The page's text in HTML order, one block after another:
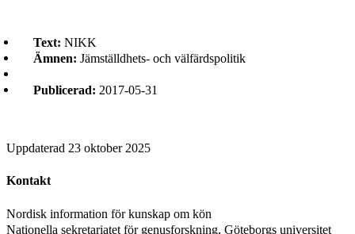
Text: NIKK
Ämnen: Jämställdhets- och välfärdspolitik
Publicerad: 2017-05-31
Uppdaterad 23 oktober 2025
Kontakt
Nordisk information för kunskap om kön
Nationella sekretariatet för genusforskning, Göteborgs universitet